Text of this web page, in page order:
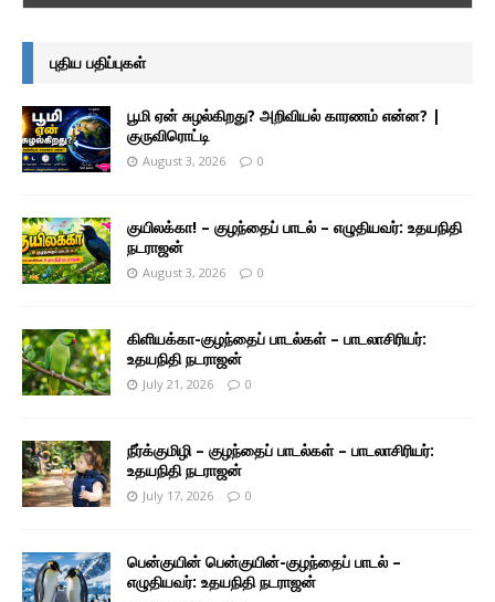
புதிய பதிப்புகள்
பூமி ஏன் சுழல்கிறது? அறிவியல் காரணம் என்ன? |
குருவிரொட்டி
August 3, 2026 0
குயிலக்கா! – குழந்தைப் பாடல் – எழுதியவர்: உதயநிதி
நடராஜன்
August 3, 2026 0
கிளியக்கா-குழந்தைப் பாடல்கள் – பாடலாசிரியர்:
உதயநிதி நடராஜன்
July 21, 2026 0
நீர்க்குமிழி – குழந்தைப் பாடல்கள் – பாடலாசிரியர்:
உதயநிதி நடராஜன்
July 17, 2026 0
பென்குயின் பென்குயின்-குழந்தைப் பாடல் –
எழுதியவர்: உதயநிதி நடராஜன்